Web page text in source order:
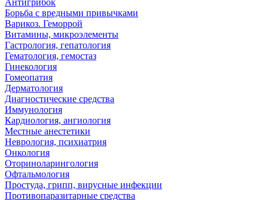
Антигрибок
Борьба с вредными привычками
Варикоз. Геморрой
Витамины, микроэлементы
Гастрология, гепатология
Гематология, гемостаз
Гинекология
Гомеопатия
Дерматология
Диагностические средства
Иммунология
Кардиология, ангиология
Местные анестетики
Неврология, психиатрия
Онкология
Оториноларингология
Офтальмология
Простуда, грипп, вирусные инфекции
Противопаразитарные средства